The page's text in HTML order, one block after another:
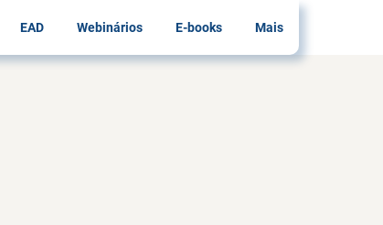
EAD Webinários E-books Mais